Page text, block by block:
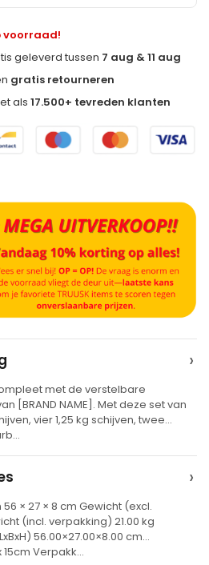
voorraad!
geleverd tussen 7 aug & 11 aug
gratis retourneren
als17.500+ tevreden klanten
›
met de verstelbare
[BRAND NAME]. Met deze set van
vier 1,25 kg schijven, twee
›
× 27 × 8 cm Gewicht (excl.
(incl. verpakking) 21.00 kg
56.00×27.00×8.00 cm
15cm Verpakk…